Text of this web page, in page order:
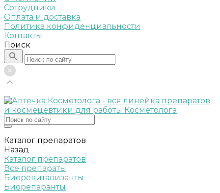
Сотрудники
Оплата и доставка
Политика конфиденциальности
Контакты
Поиск
Каталог препаратов
Назад
Каталог препаратов
Все препараты
Биоревитализанты
Биорепаранты